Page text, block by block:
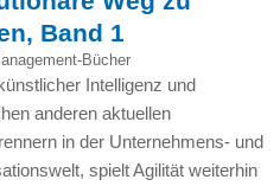
Band 1
Bücher
Intelligenz und
anderen aktuellen
in der Unternehmens- und
spielt Agilität weiterhin